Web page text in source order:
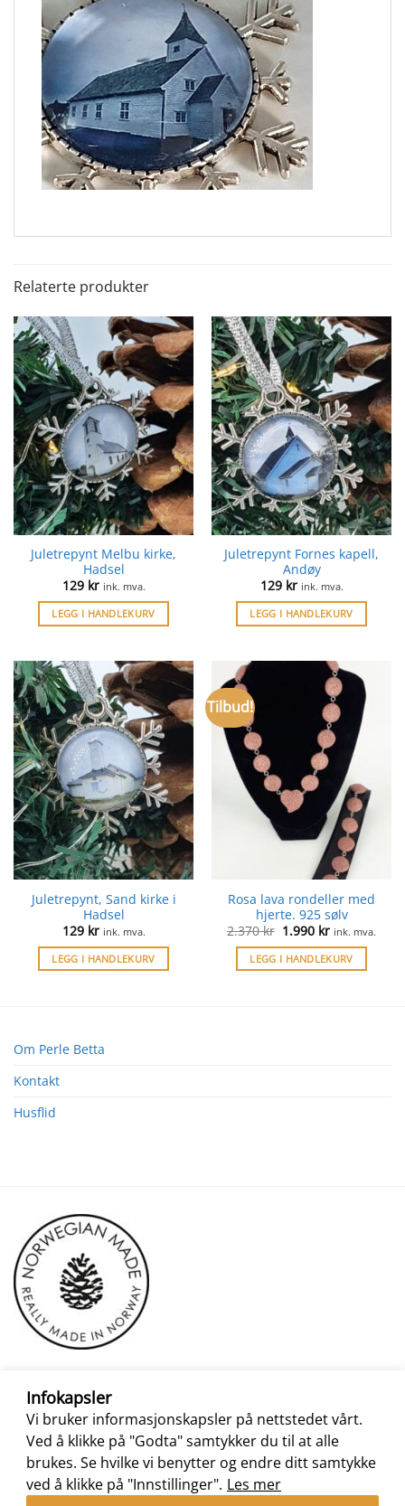
Infokapsler
Vi bruker informasjonskapsler på nettstedet vårt.
Ved å klikke på "Godta" samtykker du til at alle
brukes. Se hvilke vi benytter og endre ditt samtykke
ved å klikke på "Innstillinger". Les mer
Relaterte produkter
Juletrepynt Melbu kirke,
Hadsel
129 kr ink. mva.
LEGG I HANDLEKURV
Juletrepynt Fornes kapell,
Andøy
129 kr ink. mva.
LEGG I HANDLEKURV
Juletrepynt, Sand kirke i
Hadsel
129 kr ink. mva.
LEGG I HANDLEKURV
Tilbud!
Rosa lava rondeller med
hjerte. 925 sølv
2.370kr Opprinnelig
pris
var:
2.370 kr.
1.990 krNåværende
pris
er:
1.990 kr.
ink. mva.
LEGG I HANDLEKURV
Om Perle Betta
Kontakt
Husflid